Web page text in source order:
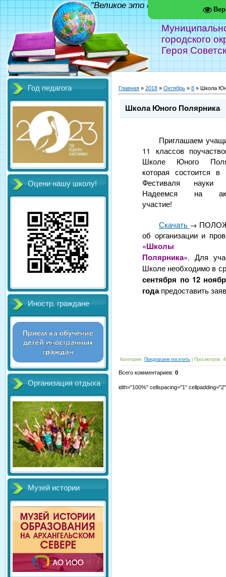
городского
Героя
"Великое это дело - школа!"
Год педагога
Оцени нашу школу!
Иностр. граждане
Организация отдыха
Музей истории
Главная » 2018 » Октябрь » 8 » Школа
Школа Юного Полярника
Приглашаем
11 классов
Школе Юного
которая состоится в
Фестиваля науки
Надеемся на
участие!
Скачать →
об организации и
«Школы
Полярника». Для
Школе необходимо в
сентября по 12
годапредоставить
Категория: Предлагаем посетить Просмотров:
Всего комментариев: 0
idth="100%" cellspacing="1"